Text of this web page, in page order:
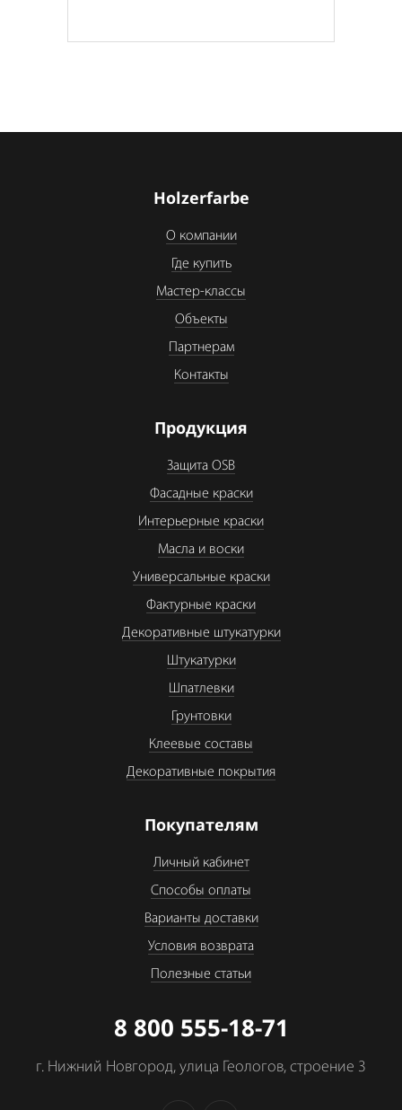
Holzerfarbe
О компании
Где купить
Мастер-классы
Объекты
Партнерам
Контакты
Продукция
Защита OSB
Фасадные краски
Интерьерные краски
Масла и воски
Универсальные краски
Фактурные краски
Декоративные штукатурки
Штукатурки
Шпатлевки
Грунтовки
Клеевые составы
Декоративные покрытия
Покупателям
Личный кабинет
Способы оплаты
Варианты доставки
Условия возврата
Полезные статьи
8 800 555-18-71
г. Нижний Новгород, улица Геологов, строение 3